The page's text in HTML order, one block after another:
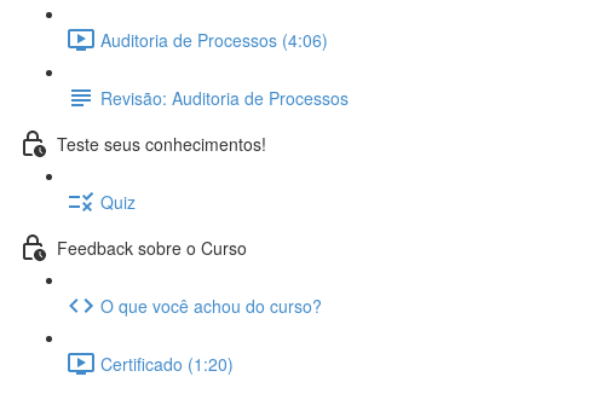
Auditoria de Processos (4:06)
Revisão: Auditoria de Processos
Teste seus conhecimentos!
Quiz
Feedback sobre o Curso
O que você achou do curso?
Certificado (1:20)